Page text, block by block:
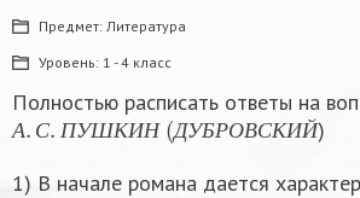
Предмет: Литература
Уровень: 1 - 4 класс
Полностью расписать ответы на
А С П У Ш КИ Н
АС.ПУШКИН
ДУ Б Р О В С КИ Й
(ДУБРОВСКИЙ)
1) В начале романа дается